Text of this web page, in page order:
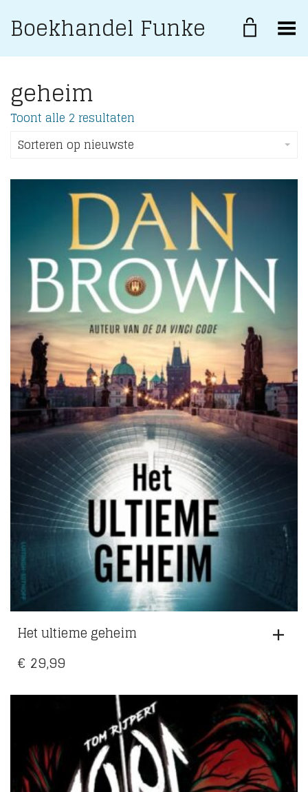
Boekhandel Funke Toggle Menu
geheim
Toont alle 2 resultaten
Sorteren op nieuwste
Het ultieme geheim
€ 29,99